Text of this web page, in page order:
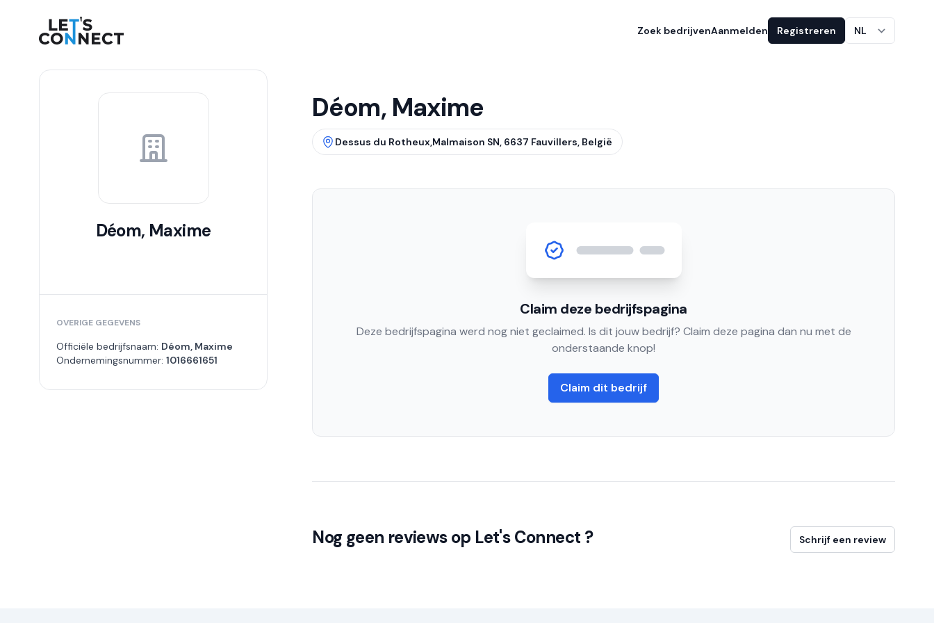
Let's Connect Zoek bedrijvenAanmelden Registreren NL
Déom, Maxime
OVERIGE GEGEVENS
Officiële bedrijfsnaam: Déom, Maxime
Ondernemingsnummer: 1016661651
Déom, Maxime
Dessus du Rotheux,Malmaison SN, 6637 Fauvillers, België
Claim deze bedrijfspagina
Deze bedrijfspagina werd nog niet geclaimed. Is dit jouw bedrijf? Claim deze pagina dan nu met de
onderstaande knop!
Claim dit bedrijf
Nog geen reviews op Let's Connect ? Schrijf een review